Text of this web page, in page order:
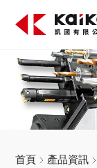
關於凱國
產品資訊
最新消息
首頁 產品資訊